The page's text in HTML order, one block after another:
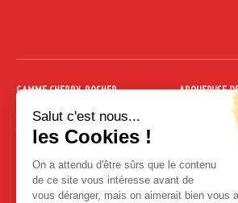
GAMME CHERRY-ROCHER
Apéritifs de Fruits
Absinthes
Cocktails prêts-à-boire
Crèmes de fruits Bouteille traditionnelle
Crèmes de fruits 35cl
Crèmes de fruits 70cl
ARQUEBUSE
Arquebuse 35cl
Arquebuse
Kit